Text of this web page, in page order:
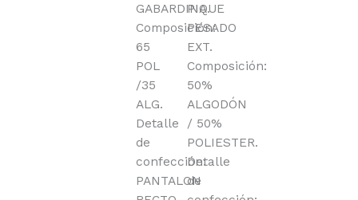
GABARDINA.
Composición:
65
POL
/35
ALG.
Detalle
de
confección:
PANTALON
PIQUE
PESADO
EXT.
Composición:
50%
ALGODÓN
/ 50%
POLIESTER.
Detalle
de